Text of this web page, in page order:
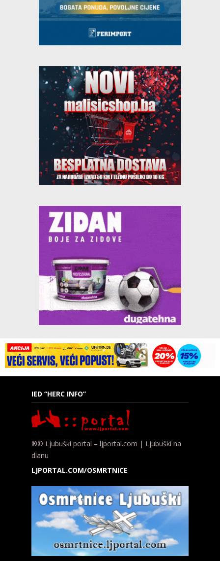
IED “HERC INFO”
®© Ljubuški portal – ljportal.com | Ljubuški na
dlanu
LJPORTAL.COM/OSMRTNICE